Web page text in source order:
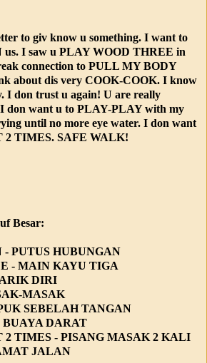
to giv know u something. I want to
I saw u PLAY WOOD THREE in
connection to PULL MY BODY
about dis very COOK-COOK. I know
I don trust u again! U are really
want u to PLAY-PLAY with my
until no more eye water. I don want
TIMES. SAFE WALK!
Besar:
PUTUS HUBUNGAN
- MAIN KAYU TIGA
DIRI
MASAK
SEBELAH TANGAN
DARAT
2 TIMES - PISANG MASAK 2 KALI
JALAN